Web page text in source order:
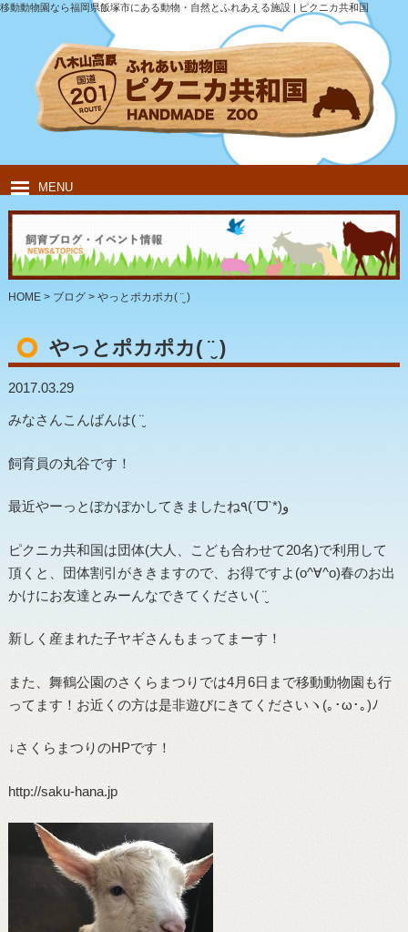
移動動物園なら福岡県飯塚市にある動物・自然とふれあえる施設 | ピクニカ共和国
MENU
HOME ピクニカ共和国について 動物紹介 移動動物園
飲食・キャンプ 団体のお客様
HOME> ブログ> やっとポカポカ( ¨̮ )
やっとポカポカ( ¨̮ )
2017.03.29
みなさんこんばんは( ¨̮
飼育員の丸谷です！
最近やーっとぽかぽかしてきましたね٩(ˊᗜˋ*)و
ピクニカ共和国は団体(大人、こども合わせて20名)で利用して
頂くと、団体割引がききますので、お得ですよ(o^∀^o)春のお出
かけにお友達とみーんなできてください( ¨̮
新しく産まれた子ヤギさんもまってまーす！
また、舞鶴公園のさくらまつりでは4月6日まで移動動物園も行
ってます！お近くの方は是非遊びにきてくださいヽ(｡･ω･｡)ﾉ
↓さくらまつりのHPです！
http://saku-hana.jp